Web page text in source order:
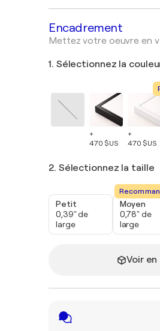
Encadrement
Mettez votre oeuvre en
1. Sélectionnez la
+
470 $US
+
470 $US
2. Sélectionnez la taille
Petit
0,39" de
large
Moyen
0,78" de
large
Voir en